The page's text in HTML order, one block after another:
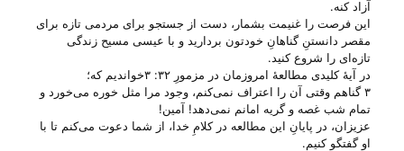
آزاد کنه.
این فرصت را غنیمت بشمار، دست از جستجو برای مردمی تازه برای
مقصر دانستنِ گناهانِ خودتون بردارید و با عیسی مسیح زندگی
تازه‌ای را شروع کنید.
در آیهٔ کلیدی مطالعهٔ امروزمان در مزمورِ ۳۲: ۳خواندیم که؛
۳ گناهم وقتی آن را اعتراف نمی‌کنم، وجود مرا مثل خوره می‌خورد و
تمام شب غصه و گریه امانم نمی‌دهد! آمین!
عزیزان، در پایانِ این مطالعه در کلامِ خدا، از شما دعوت می‌‌کنم تا با
او گفتگو کنیم.